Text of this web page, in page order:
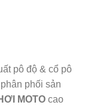
pô độ & cổ pô
phối sản
MOTO cao